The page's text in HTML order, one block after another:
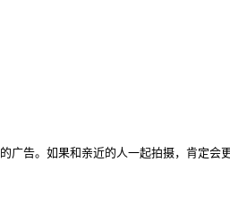
广告。如果和亲近的人一起拍摄，肯定会